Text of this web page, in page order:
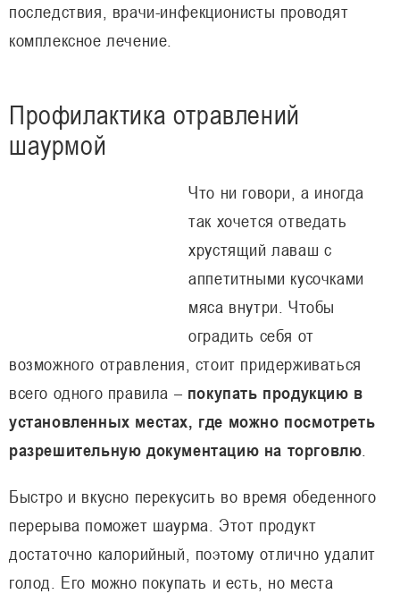
последствия, врачи-инфекционисты проводят
комплексное лечение.
Профилактика отравлений
шаурмой
Что ни говори, а иногда
так хочется отведать
хрустящий лаваш с
аппетитными кусочками
мяса внутри. Чтобы
оградить себя от
возможного отравления, стоит придерживаться
всего одного правила – покупать продукцию в
установленных местах, где можно посмотреть
разрешительную документацию на торговлю
Быстро и вкусно перекусить во время обеденного
перерыва поможет шаурма. Этот продукт
достаточно калорийный, поэтому отлично удалит
голод. Его можно покупать и есть, но места